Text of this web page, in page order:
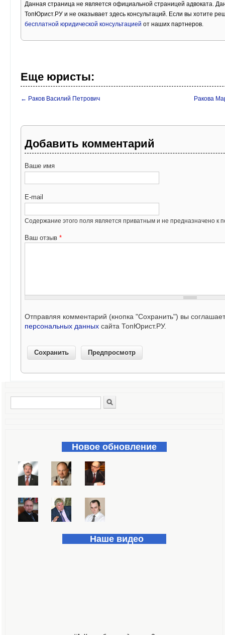
Данная страница не является официальной страницей адвоката.
ТопЮрист.РУ и не оказывает здесь консультаций. Если вы хотите
бесплатной юридической консультацией от наших партнеров.
Еще юристы:
← Раков Василий Петрович Ракова
Добавить комментарий
Ваше имя
E-mail
Содержание этого поля является приватным и не предназначено к
Ваш отзыв *
Отправляя комментарий (кнопка "Сохранить") вы
персональных данных сайта ТопЮрист.РУ.
Форма поиска
Новое обновление
Наше видео